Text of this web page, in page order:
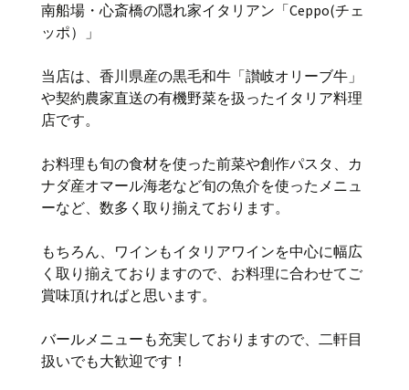
南船場・心斎橋の隠れ家イタリアン「Ceppo(チェ
ッポ）」
当店は、香川県産の黒毛和牛「讃岐オリーブ牛」
や契約農家直送の有機野菜を扱ったイタリア料理
店です。
お料理も旬の食材を使った前菜や創作パスタ、カ
ナダ産オマール海老など旬の魚介を使ったメニュ
ーなど、数多く取り揃えております。
もちろん、ワインもイタリアワインを中心に幅広
く取り揃えておりますので、お料理に合わせてご
賞味頂ければと思います。
バールメニューも充実しておりますので、二軒目
扱いでも大歓迎です！